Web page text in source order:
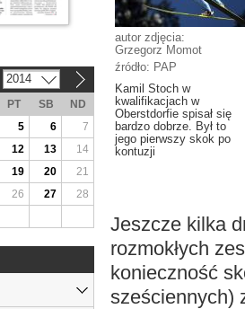
autor zdjęcia:
Grzegorz Momot
źródło: PAP
Kamil Stoch w
kwalifikacjach w
Oberstdorfie spisał się
bardzo dobrze. Był to
jego pierwszy skok po
kontuzji
Jeszcze kilka
rozmokłych
konieczność
sześciennych)
2014
PT SB
ND
5 6
7
12 13
14
19 20
21
26 27
28